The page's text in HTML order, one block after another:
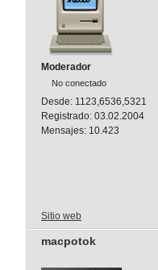
Moderador
No conectado
Desde: 1123,6536,5321
Registrado: 03.02.2004
Mensajes: 10.423
Sitio web
macpotok